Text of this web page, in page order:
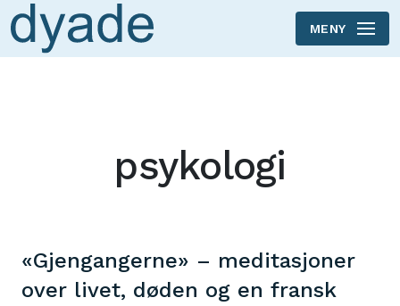
Skip to main content
MENY
psykologi
«Gjengangerne» – meditasjoner
over livet, døden og en fransk